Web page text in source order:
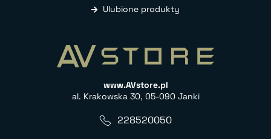
Ulubione produkty
www.AVstore.pl
al. Krakowska 30, 05-090 Janki
228520050